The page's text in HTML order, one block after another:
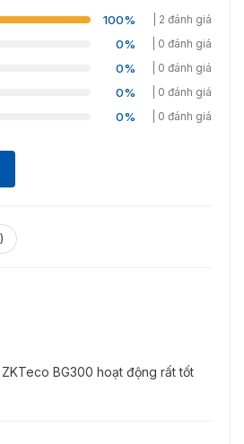
100% | 2 đánh giá
0% | 0 đánh giá
0% | 0 đánh giá
0% | 0 đánh giá
0% | 0 đánh giá
BG300 hoạt động rất tốt